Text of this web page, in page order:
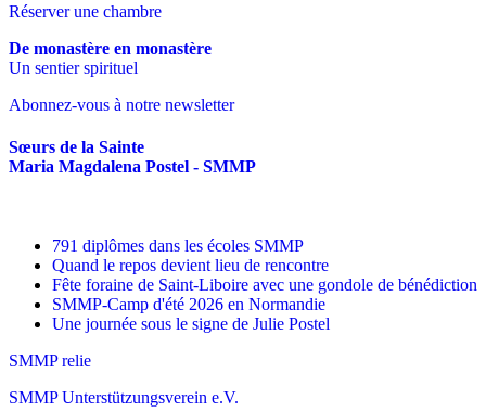
Réserver une chambre
De monastère en monastère
Un sentier spirituel
Abonnez-vous à notre newsletter
Sœurs de la Sainte
Maria Magdalena Postel - SMMP
791 diplômes dans les écoles SMMP
Quand le repos devient lieu de rencontre
Fête foraine de Saint-Liboire avec une gondole de bénédiction
SMMP-Camp d'été 2026 en Normandie
Une journée sous le signe de Julie Postel
SMMP relie
SMMP Unterstützungsverein e.V.